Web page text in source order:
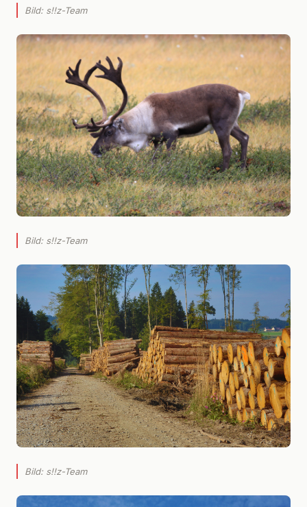
Bild: s!!z-Team
Bild: s!!z-Team
Bild: s!!z-Team